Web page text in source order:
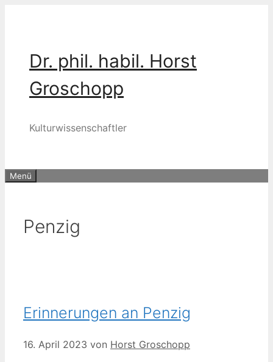
Dr. phil. habil. Horst
Groschopp
Kulturwissenschaftler
Menü
Penzig
Erinnerungen an Penzig
16. April 2023 von Horst Groschopp